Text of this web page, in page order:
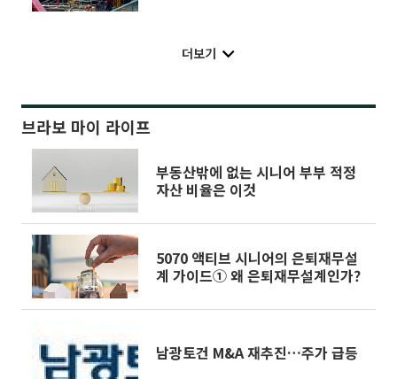
더보기
브라보 마이 라이프
부동산밖에 없는 시니어 부부 적정
자산 비율은 이것
5070 액티브 시니어의 은퇴재무설
계 가이드① 왜 은퇴재무설계인가?
남광토건 M&A 재추진…주가 급등